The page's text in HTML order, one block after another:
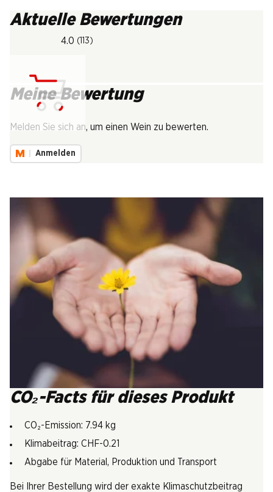
Aktuelle Bewertungen
4.0 (113)
Meine Bewertung
Melden Sie sich an, um einen Wein zu bewerten.
Anmelden
CO₂-Facts für dieses Produkt
CO₂-Emission: 7.94 kg
Klimabeitrag: CHF-0.21
Abgabe für Material, Produktion und Transport
Bei Ihrer Bestellung wird der exakte Klimaschutzbeitrag